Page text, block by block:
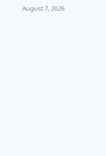
August 7, 2026